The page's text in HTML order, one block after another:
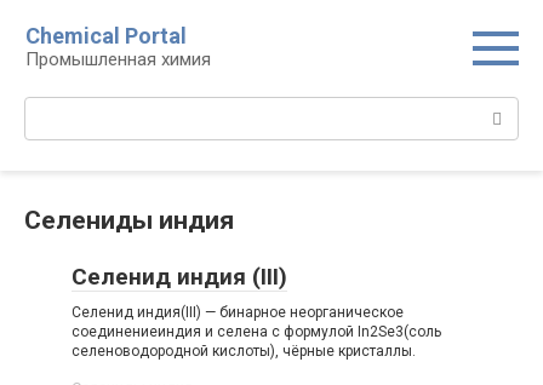
контенту
Chemical Portal
Промышленная химия
Селениды индия‎
Селенид индия (III)
Селенид индия(III) — бинарное неорганическое
соединениеиндия и селена с формулой In2Se3(соль
селеноводородной кислоты), чёрные кристаллы.